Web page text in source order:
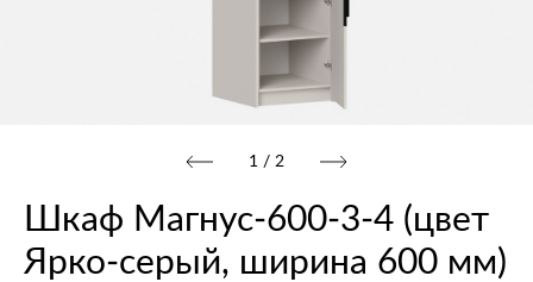
1 / 2
Шкаф Магнус‑600‑3‑4 (цвет
Ярко‑серый, ширина 600 мм)